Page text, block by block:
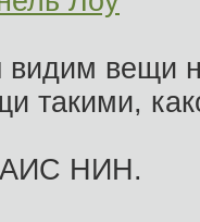
вещи
такими,
НИН.